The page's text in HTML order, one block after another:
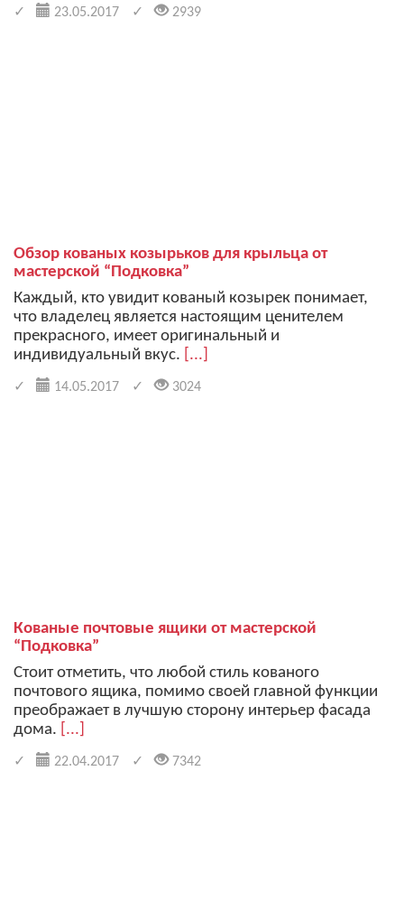
23.05.2017 2939
Обзор кованых козырьков для крыльца от
мастерской “Подковка”
Каждый, кто увидит кованый козырек понимает,
что владелец является настоящим ценителем
прекрасного, имеет оригинальный и
индивидуальный вкус.
[...]
14.05.2017 3024
Кованые почтовые ящики от мастерской
“Подковка”
Стоит отметить, что любой стиль кованого
почтового ящика, помимо своей главной функции
преображает в лучшую сторону интерьер фасада
дома.
[...]
22.04.2017 7342